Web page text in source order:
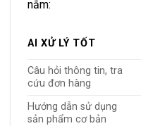
nắm:
AI XỬ LÝ TỐT
Câu hỏi thông tin, tra
cứu đơn hàng
Hướng dẫn sử dụng
sản phẩm cơ bản